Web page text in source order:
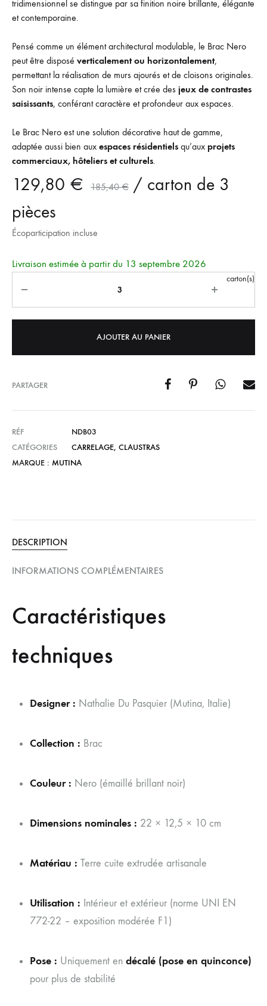
tridimensionnel se distingue par sa finition noire brillante, élégante
et contemporaine.
Pensé comme un élément architectural modulable, le Brac Nero
peut être disposé verticalement ou horizontalement,
permettant la réalisation de murs ajourés et de cloisons originales.
Son noir intense capte la lumière et crée des jeux de contrastes
saisissants, conférant caractère et profondeur aux espaces.
Le Brac Nero est une solution décorative haut de gamme,
adaptée aussi bien aux espaces résidentiels qu’aux projets
commerciaux, hôteliers et culturels.
129,80 € 185,40€ / carton de 3
pièces
Écoparticipation incluse
Livraison estimée à partir du 13 septembre 2026
carton(s)
AJOUTER AU PANIER
PARTAGER
RÉF
NDB03
CATÉGORIES
CARRELAGE, CLAUSTRAS
MARQUE : MUTINA
DESCRIPTION
INFORMATIONS COMPLÉMENTAIRES
Caractéristiques
techniques
Designer : Nathalie Du Pasquier (Mutina, Italie)
Collection : Brac
Couleur : Nero (émaillé brillant noir)
Dimensions nominales : 22 × 12,5 × 10 cm
Matériau : Terre cuite extrudée artisanale
Utilisation : Intérieur et extérieur (norme UNI EN
772-22 – exposition modérée F1)
Pose : Uniquement en décalé (pose en quinconce)
pour plus de stabilité